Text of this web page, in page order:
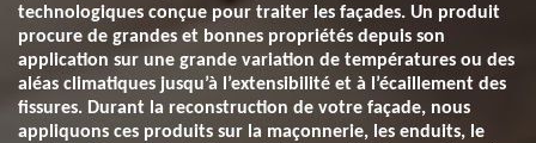
technologiques conçue pour traiter les façades. Un produit
procure de grandes et bonnes propriétés depuis son
application sur une grande variation de températures ou des
aléas climatiques jusqu’à l’extensibilité et à l’écaillement des
fissures. Durant la reconstruction de votre façade, nous
appliquons ces produits sur la maçonnerie, les enduits, le